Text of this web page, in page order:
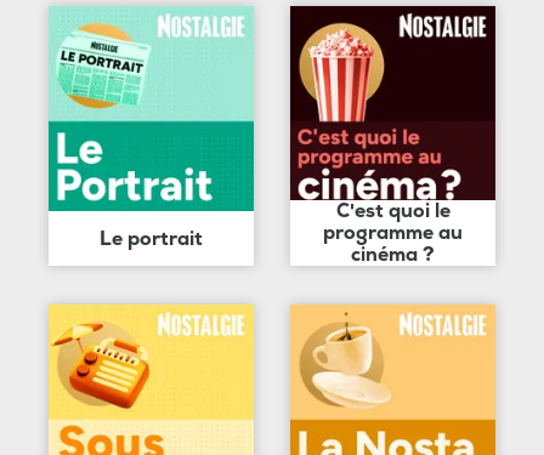
Le portrait
C'est quoi le
programme au
cinéma ?